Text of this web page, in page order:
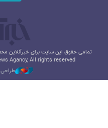
تمامی حقوق این سایت برای خبرآنلاین
Agancy, All rights reserved
طراحی